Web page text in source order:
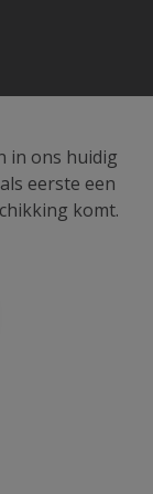
in ons huidig
eerste een
komt.